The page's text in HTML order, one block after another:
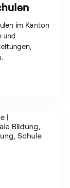
im Kanton
und